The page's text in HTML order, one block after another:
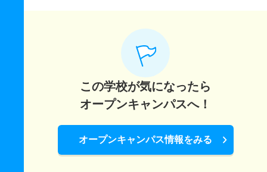
この学校が気になったら
オープンキャンパスへ！
オープンキャンパス情報をみる